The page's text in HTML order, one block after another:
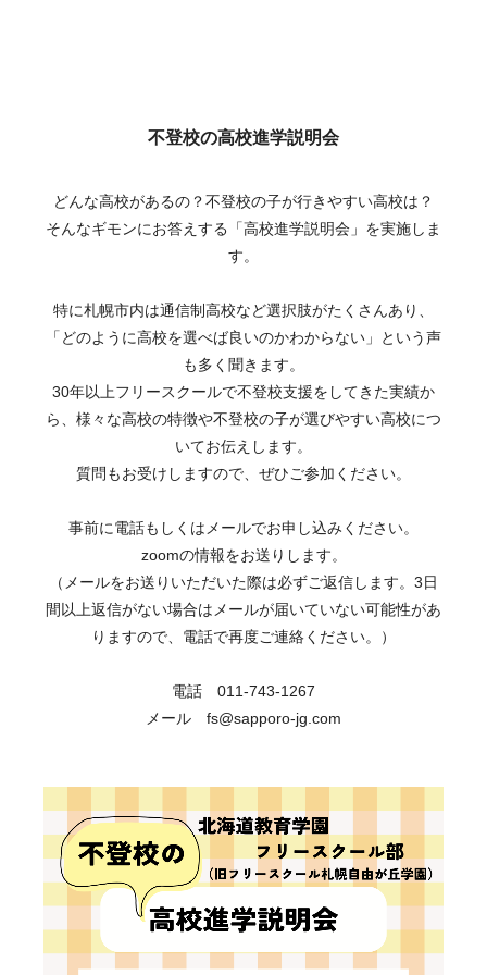
不登校の高校進学説明会
どんな高校があるの？不登校の子が行きやすい高校は？
そんなギモンにお答えする「高校進学説明会」を実施しま
す。
特に札幌市内は通信制高校など選択肢がたくさんあり、
「どのように高校を選べば良いのかわからない」という声
も多く聞きます。
30年以上フリースクールで不登校支援をしてきた実績か
ら、様々な高校の特徴や不登校の子が選びやすい高校につ
いてお伝えします。
質問もお受けしますので、ぜひご参加ください。
事前に電話もしくはメールでお申し込みください。
zoomの情報をお送りします。
（メールをお送りいただいた際は必ずご返信します。3日
間以上返信がない場合はメールが届いていない可能性があ
りますので、電話で再度ご連絡ください。）
電話 011-743-1267
メール fs@sapporo-jg.com